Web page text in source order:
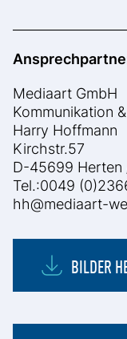
Mediaart GmbH
Kommunikation
Harry Hoffmann
Kirchstr.57
D-45699 Herten
Tel.:0049
hh@mediaart-
BILDER